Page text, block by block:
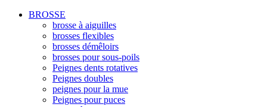
BROSSE
brosse à aiguilles
brosses flexibles
brosses démêloirs
brosses pour sous-poils
Peignes dents rotatives
Peignes doubles
peignes pour la mue
Peignes pour puces